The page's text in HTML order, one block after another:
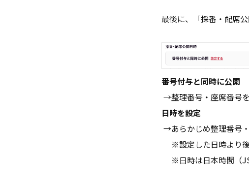
最後に、「採番・配席公
番号付与と同時に公開
→整理番号・座席番号を
日時を設定
→あらかじめ整理番号
※設定した日時より後
※日時は日本時間（